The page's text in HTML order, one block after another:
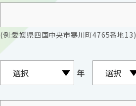
(例:愛媛県四国中央市寒川町4765番地13)
年